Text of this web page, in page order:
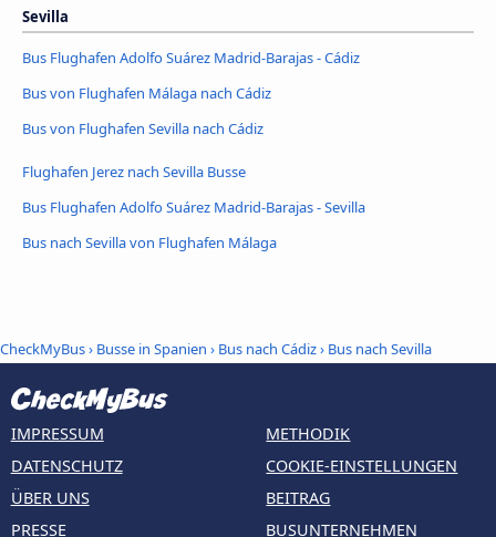
Sevilla
Bus Flughafen Adolfo Suárez Madrid-Barajas - Cádiz
Bus von Flughafen Málaga nach Cádiz
Bus von Flughafen Sevilla nach Cádiz
Flughafen Jerez nach Sevilla Busse
Bus Flughafen Adolfo Suárez Madrid-Barajas - Sevilla
Bus nach Sevilla von Flughafen Málaga
CheckMyBus› Busse in Spanien › Bus nach Cádiz› Bus nach Sevilla
IMPRESSUM
DATENSCHUTZ
ÜBER UNS
PRESSE
METHODIK
COOKIE-EINSTELLUNGEN
BEITRAG
BUSUNTERNEHMEN